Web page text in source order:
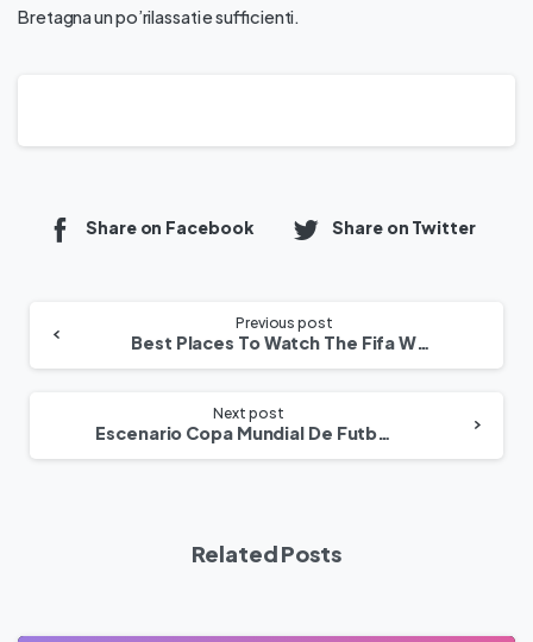
Bretagna un po’rilassati e sufficienti.
Share on Facebook Share on Twitter
Previous post
Best Places To Watch The Fifa World Cup Final
Next post
Escenario Copa Mundial De Futbol Francia Marruecos 2022 Ios
Related Posts